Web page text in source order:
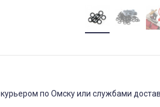
по Омску или службами